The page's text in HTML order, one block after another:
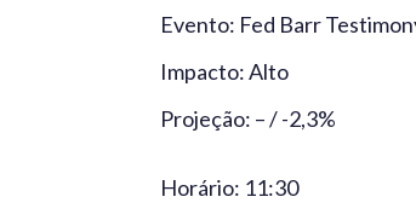
Evento: Fed Barr
Impacto: Alto
Projeção: – / -2,3%
Horário: 11:30